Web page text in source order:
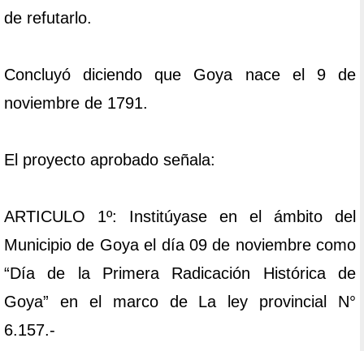
de refutarlo.
Concluyó diciendo que Goya nace el 9 de
noviembre de 1791.
El proyecto aprobado señala:
ARTICULO 1º: Institúyase en el ámbito del
Municipio de Goya el día 09 de noviembre como
“Día de la Primera Radicación Histórica de
Goya” en el marco de La ley provincial N°
6.157.-